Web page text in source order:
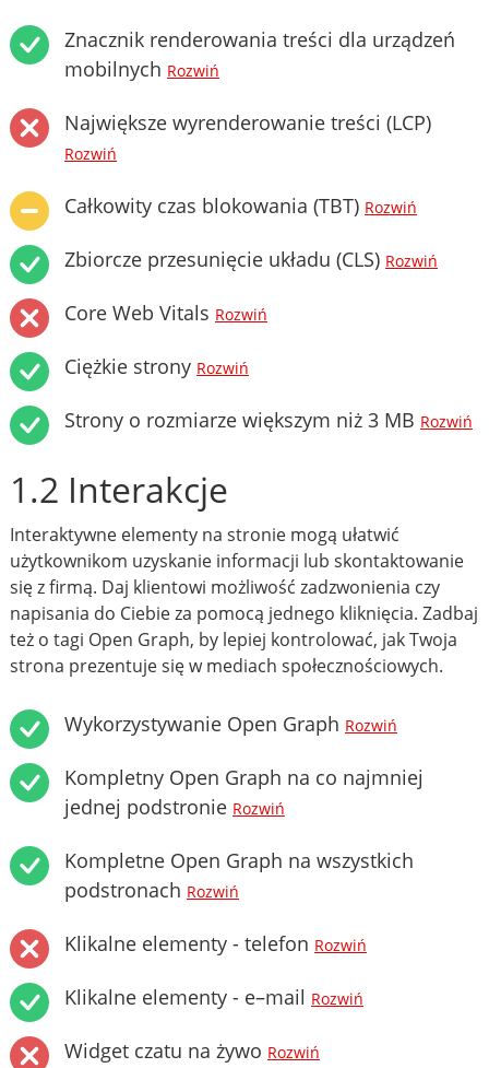
Znacznik renderowania treści dla urządzeń
mobilnych Rozwiń
Największe wyrenderowanie treści (LCP)
Rozwiń
Całkowity czas blokowania (TBT) Rozwiń
Zbiorcze przesunięcie układu (CLS) Rozwiń
Core Web Vitals Rozwiń
Ciężkie strony Rozwiń
Strony o rozmiarze większym niż 3 MB Rozwiń
1.2 Interakcje
Interaktywne elementy na stronie mogą ułatwić
użytkownikom uzyskanie informacji lub skontaktowanie
się z firmą. Daj klientowi możliwość zadzwonienia czy
napisania do Ciebie za pomocą jednego kliknięcia. Zadbaj
też o tagi Open Graph, by lepiej kontrolować, jak Twoja
strona prezentuje się w mediach społecznościowych.
Wykorzystywanie Open Graph Rozwiń
Kompletny Open Graph na co najmniej
jednej podstronie Rozwiń
Kompletne Open Graph na wszystkich
podstronach Rozwiń
Klikalne elementy - telefon Rozwiń
Klikalne elementy - e–mail Rozwiń
Widget czatu na żywo Rozwiń